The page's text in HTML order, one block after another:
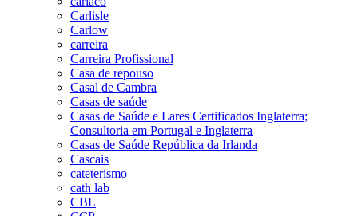
Carlisle
Carlow
carreira
Carreira Profissional
Casa de repouso
Casal de Cambra
Casas de saúde
Casas de Saúde e Lares Certificados Inglaterra;
Consultoria em Portugal e Inglaterra
Casas de Saúde República da Irlanda
Cascais
cateterismo
cath lab
CBL